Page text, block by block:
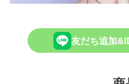
友だち追加